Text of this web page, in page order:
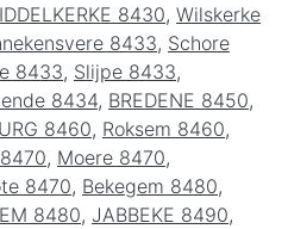
8430, Wilskerke
8433, Schore
8433, Slijpe 8433,
8434, BREDENE 8450,
8460, Roksem 8460,
, Moere 8470,
8470, Bekegem 8480,
8480, JABBEKE 8490,